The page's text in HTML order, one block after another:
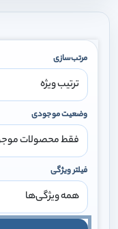
مرتب‌سازی
وضعیت موجودی
فیلتر ویژگی